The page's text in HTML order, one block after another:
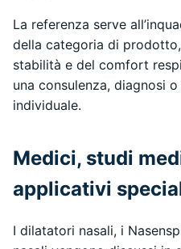
La referenza serve
della categoria di
stabilità e del comfort
una consulenza, diagnosi
individuale.
Medici, studi
applicativi
I dilatatori nasali, i